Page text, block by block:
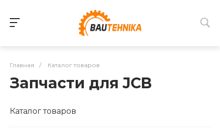
Главная / Каталог товаров
Запчасти для JCB
Каталог товаров